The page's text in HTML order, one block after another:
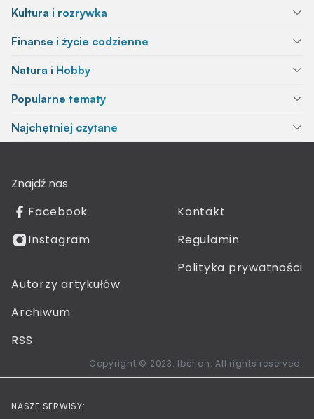
Kultura i rozrywka
Finanse i życie codzienne
Natura i Hobby
Popularne tematy
Najchętniej czytane
Znajdź nas
Facebook
Instagram
Kontakt
Regulamin
Polityka prywatności
Autorzy artykułów
Archiwum
RSS
Copyright © 2023. Iberion. All rights reserved.
NASZE SERWISY: